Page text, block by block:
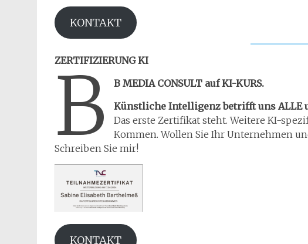
KONTAKT
ZERTIFIZIERUNG KI
B
B MEDIA CONSULT auf KI-KURS.
Künstliche Intelligenz betrifft uns ALLE
Das erste Zertifikat steht. Weitere KI-
Kommen. Wollen Sie Ihr Unternehmen
Schreiben Sie mir!
KONTAKT